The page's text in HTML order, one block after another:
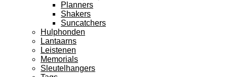
Planners
Shakers
Suncatchers
Hulphonden
Lantaarns
Leistenen
Memorials
Sleutelhangers